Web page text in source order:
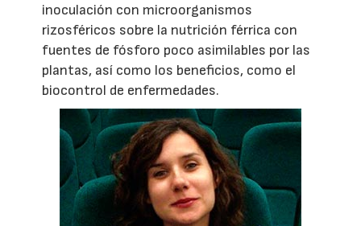
inoculación con microorganismos
rizosféricos sobre la nutrición férrica con
fuentes de fósforo poco asimilables por las
plantas, así como los beneficios, como el
biocontrol de enfermedades.